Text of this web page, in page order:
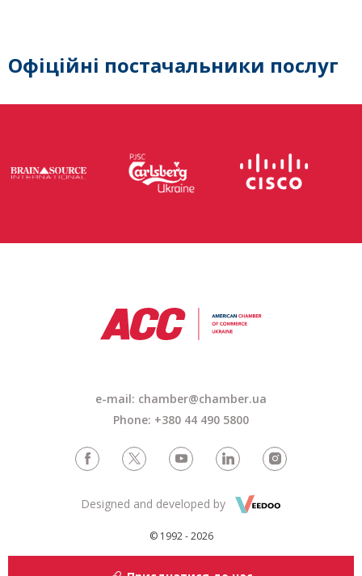
Офіційні постачальники послуг
e-mail: chamber@chamber.ua
Phone: +380 44 490 5800
© 1992 - 2026
Designed and developed by